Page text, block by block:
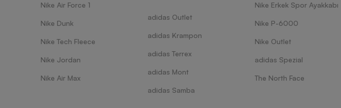
Nike Air Force 1
Nike Dunk
Nike Tech Fleece
Nike Jordan
Nike Air Max
adidas Outlet
adidas Krampon
adidas Terrex
adidas Mont
adidas Samba
Nike Erkek Spor Ayakkabı
Nike P-6000
Nike Outlet
adidas Spezial
The North Face